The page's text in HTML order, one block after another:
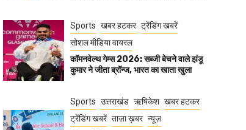
Sports खबर हटकर ट्रेंडिंग खबरें
सोशल मीडिया वायरल
कॉमनवेल्थ गेम्स 2026: सब्जी बेचने वाले झंडू
कुमार ने जीता ब्रॉन्ज, भारत का खाता खुला
Sports उत्तराखंड ऋषिकेश खबर हटकर
ट्रेंडिंग खबरें ताज़ा ख़बर न्यूज़